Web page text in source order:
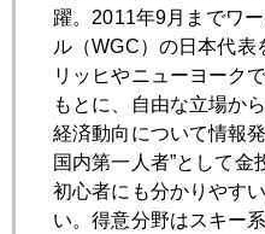
2008年01月28日
初心者向け:金価格上昇は投
2008年01月28日
南ア電力危機
躍。2011年9月までワ
ル（WGC）の日本代表
リッヒやニューヨーク
もとに、自由な立場か
経済動向について情報
国内第一人者”として
初心者にも分かりやす
い。得意分野はスキー